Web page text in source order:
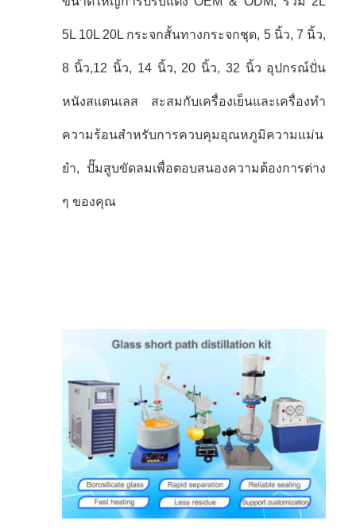
5L 10L 20L กระจกสั้นทางกระจกชุด, 5 นิ้ว, 7 นิ้ว,
8 นิ้ว,12 นิ้ว, 14 นิ้ว, 20 นิ้ว, 32 นิ้ว อุปกรณ์ปั่น
หนังสแตนเลส สะสมกับเครื่องเย็นและเครื่องทํา
ความร้อนสําหรับการควบคุมอุณหภูมิความแม่น
ยํา, ปั๊มสูบขัดลมเพื่อตอบสนองความต้องการต่าง
ๆ ของคุณ